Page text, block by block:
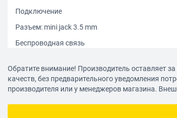
Подключение
Разъем: mini jack 3.5 mm
Беспроводная связь
Версия Bluetooth: 4.2
Поддержка профилей работы: Handsfree, A2DP,
Радиус действия: 10 м
Обратите внимание! Производитель оставляет
качеств, без предварительного уведомления
производителя или у менеджеров магазина.